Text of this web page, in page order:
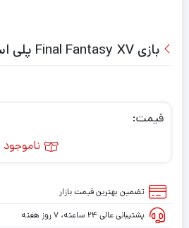
بازی Final Fantasy XV پلی استیشن 4
قیمت:
ناموجود
تضمین بهترین قیمت بازار
پشتیبانی عالی ۲۴ ساعته، ۷ روز هفته